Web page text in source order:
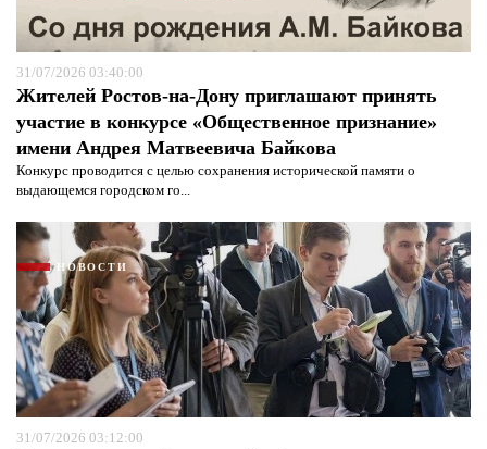
31/07/2026 03:40:00
Жителей Ростов-на-Дону приглашают принять
участие в конкурсе «Общественное признание»
имени Андрея Матвеевича Байкова
Конкурс проводится с целью сохранения исторической памяти о
выдающемся городском го...
НОВОСТИ
31/07/2026 03:12:00
Я согласен сполитикой конфиденциальности и
защиты информации*
Я согласен сполитикой конфиденциальности и
защиты информации*